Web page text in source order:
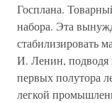
Госплана.
набора. Эта
стабилизировать
И. Ленин, подводя
первых полутора
легкой